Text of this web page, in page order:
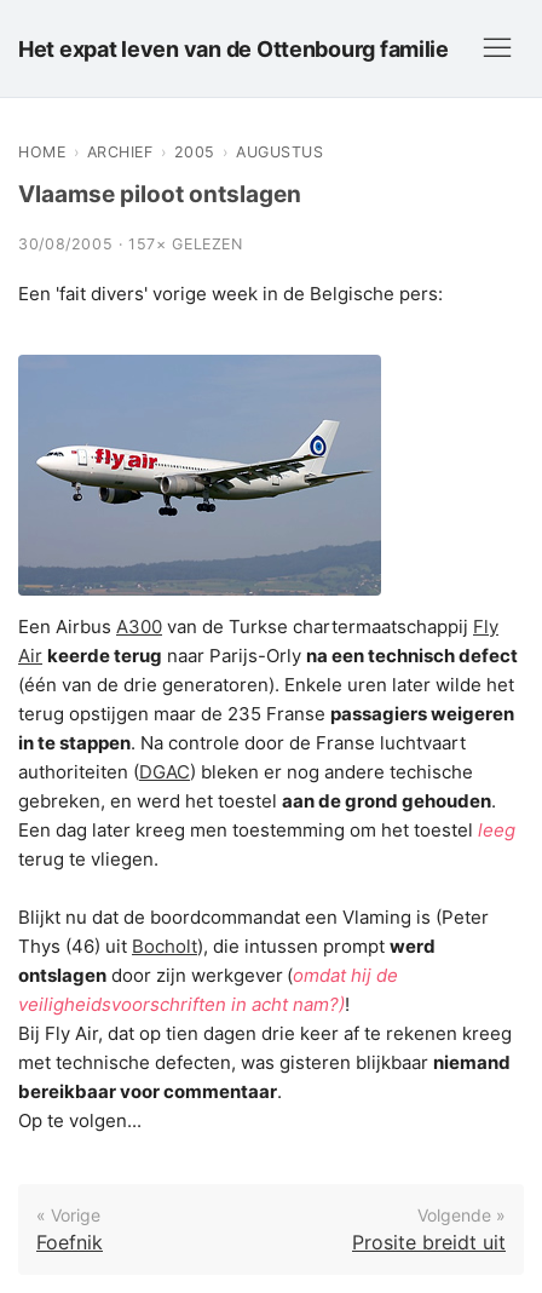
Het expat leven van de Ottenbourg familie
HOME › ARCHIEF › 2005 › AUGUSTUS
Vlaamse piloot ontslagen
30/08/2005 · 157× GELEZEN
Een 'fait divers' vorige week in de Belgische pers:
Een Airbus A300 van de Turkse chartermaatschappij Fly
Air keerde terug naar Parijs-Orly na een technisch defect
(één van de drie generatoren). Enkele uren later wilde het
terug opstijgen maar de 235 Franse passagiers weigeren
in te stappen. Na controle door de Franse luchtvaart
authoriteiten (DGAC) bleken er nog andere techische
gebreken, en werd het toestel aan de grond gehouden.
Een dag later kreeg men toestemming om het toestel leeg
terug te vliegen.
Blijkt nu dat de boordcommandat een Vlaming is (Peter
Thys (46) uit Bocholt), die intussen prompt werd
ontslagen door zijn werkgever (omdat hij de
veiligheidsvoorschriften in acht nam?)!
Bij Fly Air, dat op tien dagen drie keer af te rekenen kreeg
met technische defecten, was gisteren blijkbaar niemand
bereikbaar voor commentaar.
Op te volgen...
« Vorige
Foefnik
Volgende »
Prosite breidt uit